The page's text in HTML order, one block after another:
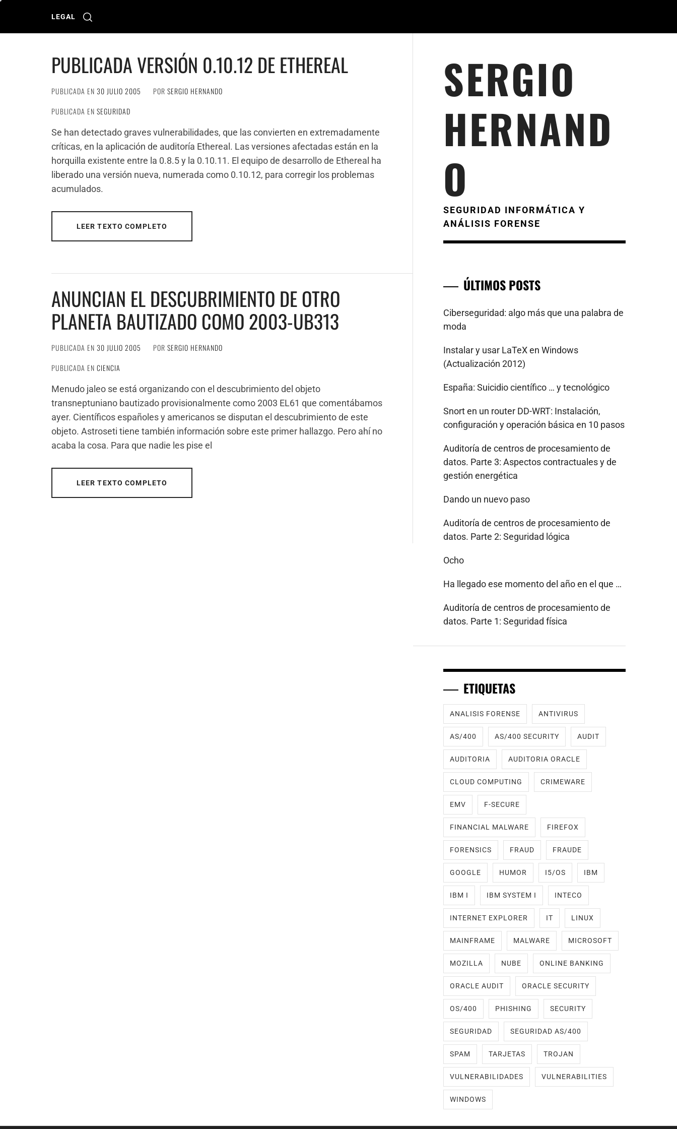
LEGAL
PUBLICADA VERSIÓN 0.10.12 DE ETHEREAL
PUBLICADA EN 30 JULIO 2005 POR SERGIO HERNANDO
PUBLICADA EN SEGURIDAD
Se han detectado graves vulnerabilidades, que las convierten en extremadamente
críticas, en la aplicación de auditoría Ethereal. Las versiones afectadas están en la
horquilla existente entre la 0.8.5 y la 0.10.11. El equipo de desarrollo de Ethereal ha
liberado una versión nueva, numerada como 0.10.12, para corregir los problemas
acumulados.
LEER TEXTO COMPLETO
ANUNCIAN EL DESCUBRIMIENTO DE OTRO
PLANETA BAUTIZADO COMO 2003-UB313
PUBLICADA EN 30 JULIO 2005 POR SERGIO HERNANDO
PUBLICADA EN CIENCIA
Menudo jaleo se está organizando con el descubrimiento del objeto
transneptuniano bautizado provisionalmente como 2003 EL61 que comentábamos
ayer. Científicos españoles y americanos se disputan el descubrimiento de este
objeto. Astroseti tiene también información sobre este primer hallazgo. Pero ahí no
acaba la cosa. Para que nadie les pise el
LEER TEXTO COMPLETO
SERGIO
HERNAND
O
SEGURIDAD INFORMÁTICA Y
ANÁLISIS FORENSE
ÚLTIMOS POSTS
Ciberseguridad: algo más que una palabra de
moda
Instalar y usar LaTeX en Windows
(Actualización 2012)
España: Suicidio científico … y tecnológico
Snort en un router DD-WRT: Instalación,
configuración y operación básica en 10 pasos
Auditoría de centros de procesamiento de
datos. Parte 3: Aspectos contractuales y de
gestión energética
Dando un nuevo paso
Auditoría de centros de procesamiento de
datos. Parte 2: Seguridad lógica
Ocho
Ha llegado ese momento del año en el que …
Auditoría de centros de procesamiento de
datos. Parte 1: Seguridad física
ETIQUETAS
ANALISIS FORENSE ANTIVIRUS
AS/400 AS/400 SECURITY AUDIT
AUDITORIA AUDITORIA ORACLE
CLOUD COMPUTING CRIMEWARE
EMV F-SECURE
FINANCIAL MALWARE FIREFOX
FORENSICS FRAUD FRAUDE
GOOGLE HUMOR I5/OS IBM
IBM I IBM SYSTEM I INTECO
INTERNET EXPLORER IT LINUX
MAINFRAME MALWARE MICROSOFT
MOZILLA NUBE ONLINE BANKING
ORACLE AUDIT ORACLE SECURITY
OS/400 PHISHING SECURITY
SEGURIDAD SEGURIDAD AS/400
SPAM TARJETAS TROJAN
VULNERABILIDADES VULNERABILITIES
WINDOWS